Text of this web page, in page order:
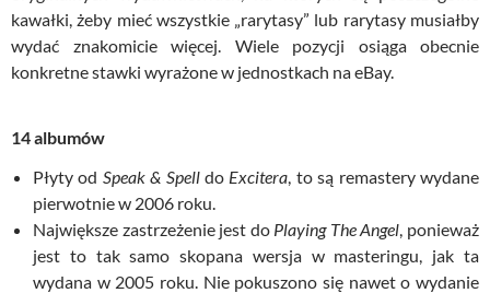
kawałki, żeby mieć wszystkie „rarytasy” lub rarytasy musiałby
wydać znakomicie więcej. Wiele pozycji osiąga obecnie
konkretne stawki wyrażone w jednostkach na eBay.
14 albumów
Płyty od Speak & Spelldo Excitera , to są remastery wydane
pierwotnie w 2006 roku.
Największe zastrzeżenie jest do Playing The Angel , ponieważ
jest to tak samo skopana wersja w masteringu, jak ta
wydana w 2005 roku. Nie pokuszono się nawet o wydanie